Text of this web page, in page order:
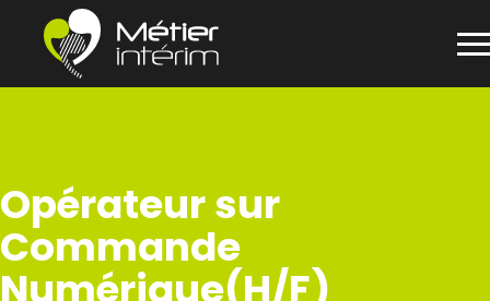
Opérateur sur
Commande
Numérique(H/F)
Panneau de gestion des cookies